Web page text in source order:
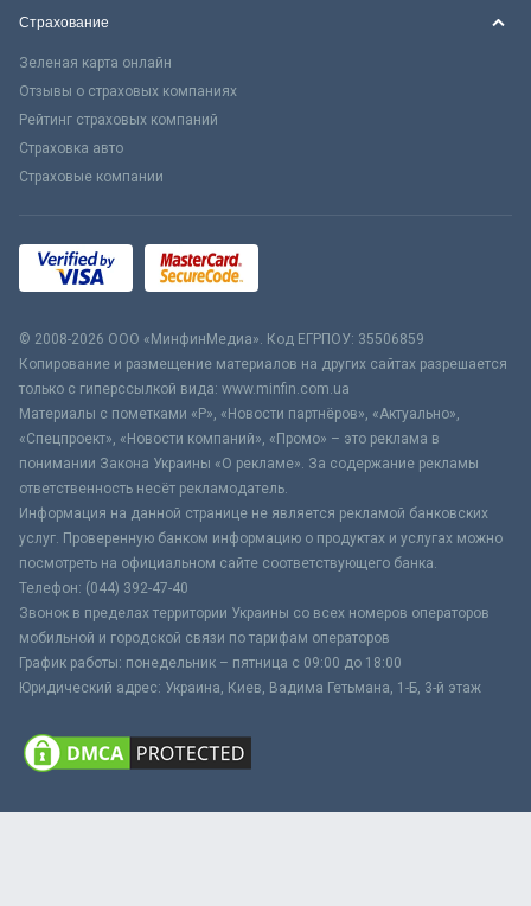
Страхование
Зеленая карта онлайн
Отзывы о страховых компаниях
Рейтинг страховых компаний
Страховка авто
Страховые компании
© 2008-2026 ООО «МинфинМедиа». Код ЕГРПОУ: 35506859
Копирование и размещение материалов на других сайтах разрешается
только с гиперссылкой вида: www.minfin.com.ua
Материалы с пометками «Р», «Новости партнёров», «Актуально»,
«Спецпроект», «Новости компаний», «Промо» – это реклама в
понимании Закона Украины «О рекламе». За содержание рекламы
ответственность несёт рекламодатель.
Информация на данной странице не является рекламой банковских
услуг. Проверенную банком информацию о продуктах и услугах можно
посмотреть на официальном сайте соответствующего банка.
Телефон: (044) 392-47-40
Звонок в пределах территории Украины со всех номеров операторов
мобильной и городской связи по тарифам операторов
График работы: понедельник – пятница с 09:00 до 18:00
Юридический адрес: Украина, Киев, Вадима Гетьмана, 1-Б, 3-й этаж